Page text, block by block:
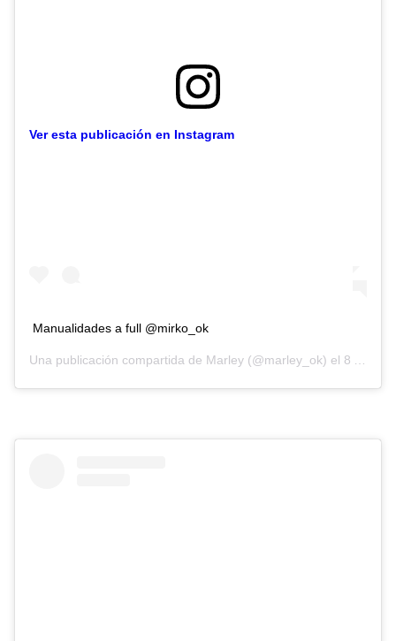
Ver esta publicación en Instagram
Manualidades a full @mirko_ok
Una publicación compartida de Marley (@marley_ok) el 8 Abr, 2020 a las 11:02 PDT